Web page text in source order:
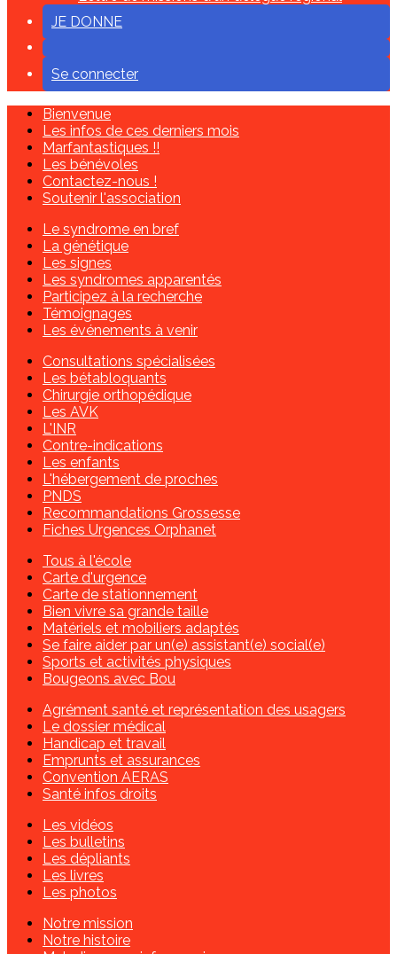
JE DONNE
Se connecter
Bienvenue
Les infos de ces derniers mois
Marfantastiques !!
Les bénévoles
Contactez-nous !
Soutenir l'association
Le syndrome en bref
La génétique
Les signes
Les syndromes apparentés
Participez à la recherche
Témoignages
Les événements à venir
Consultations spécialisées
Les bétabloquants
Chirurgie orthopédique
Les AVK
L'INR
Contre-indications
Les enfants
L'hébergement de proches
PNDS
Recommandations Grossesse
Fiches Urgences Orphanet
Tous à l'école
Carte d'urgence
Carte de stationnement
Bien vivre sa grande taille
Matériels et mobiliers adaptés
Se faire aider par un(e) assistant(e) social(e)
Sports et activités physiques
Bougeons avec Bou
Agrément santé et représentation des usagers
Le dossier médical
Handicap et travail
Emprunts et assurances
Convention AERAS
Santé infos droits
Les vidéos
Les bulletins
Les dépliants
Les livres
Les photos
Notre mission
Notre histoire